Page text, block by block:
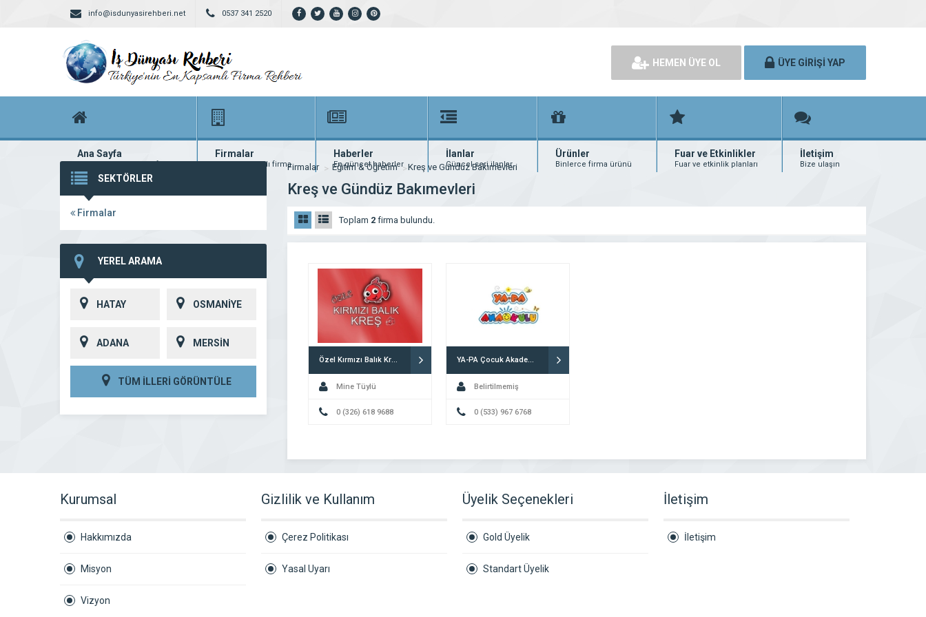
info@isdunyasirehberi.net 0537 341 2520
HEMEN ÜYE OL ÜYE GİRİŞİ YAP
Ana Sayfa
Firma rehberi ana sayfanız
Firmalar
Yüzlerce kayıtlı firma
Haberler
En güncel haberler
İlanlar
Güncel seri ilanlar
Ürünler
Binlerce firma ürünü
Fuar ve Etkinlikler
Fuar ve etkinlik planları
İletişim
Bize ulaşın
SEKTÖRLER
Firmalar
YEREL ARAMA
HATAY OSMANİYE
ADANA MERSİN
TÜM İLLERİ GÖRÜNTÜLE
Firmalar Eğitim & Öğretim Kreş ve Gündüz Bakımevleri
Kreş ve Gündüz Bakımevleri
Toplam 2 firma bulundu.
Özel Kırmızı Balık Kreş İskenderun
Mine Tüylü
0 (326) 618 9688
YA-PA Çocuk Akademisi İskenderun
Belirtilmemiş
0 (533) 967 6768
Kurumsal
Hakkımızda
Misyon
Vizyon
Gizlilik ve Kullanım
Çerez Politikası
Yasal Uyarı
Üyelik Seçenekleri
Gold Üyelik
Standart Üyelik
İletişim
İletişim